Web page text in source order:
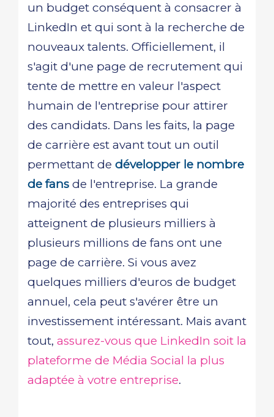
un budget conséquent à consacrer à
LinkedIn et qui sont à la recherche de
nouveaux talents. Officiellement, il
s'agit d'une page de recrutement qui
tente de mettre en valeur l'aspect
humain de l'entreprise pour attirer
des candidats. Dans les faits, la page
de carrière est avant tout un outil
permettant de développer le nombre
de fans de l'entreprise. La grande
majorité des entreprises qui
atteignent de plusieurs milliers à
plusieurs millions de fans ont une
page de carrière. Si vous avez
quelques milliers d'euros de budget
annuel, cela peut s'avérer être un
investissement intéressant. Mais avant
tout, assurez-vous que LinkedIn soit la
plateforme de Média Social la plus
adaptée à votre entreprise.